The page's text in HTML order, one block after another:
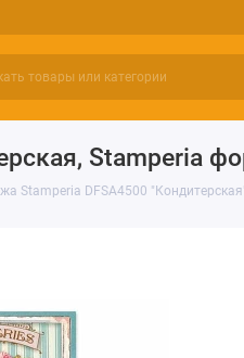
Stamperia
Stamperia DFSA4500